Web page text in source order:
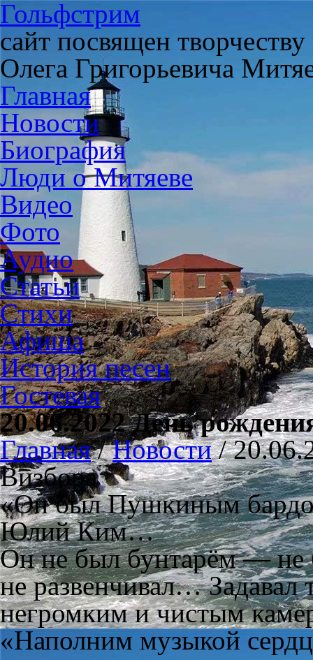
Гольфстрим
сайт посвящен
Олега Григорьевича
Главная
Новости
Биография
Люди о Митяеве
Видео
Фото
Аудио
Статьи
Стихи
Афиша
История песен
Гостевая
20.06.2022 День
Главная/Новости/
Визбора
«Он был Пушкиным
Юлий Ким…
Он не был бунтарём — не
не развенчивал… Задавал
негромким и чистым
«Наполним музыкой